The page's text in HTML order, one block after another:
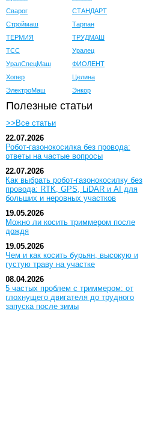
Сварог
СТАНДАРТ
Строймаш
Тарпан
ТЕРМИЯ
ТРУДМАШ
ТСС
Уралец
УралСпецМаш
ФИОЛЕНТ
Хопер
Целина
ЭлектроМаш
Энкор
Полезные статьи
>>Все статьи
22.07.2026
Робот-газонокосилка без провода:
ответы на частые вопросы
22.07.2026
Как выбрать робот-газонокосилку без
провода: RTK, GPS, LiDAR и AI для
больших и неровных участков
19.05.2026
Можно ли косить триммером после
дождя
19.05.2026
Чем и как косить бурьян, высокую и
густую траву на участке
08.04.2026
5 частых проблем с триммером: от
глохнущего двигателя до трудного
запуска после зимы